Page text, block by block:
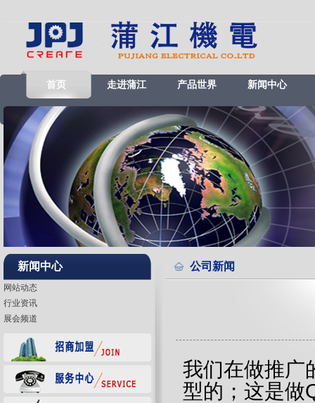
首页 走进蒲江 产品世界 新闻中心
新闻中心
网站动态
行业资讯
展会频道
公司新闻
我们在做推广
型的；这是做